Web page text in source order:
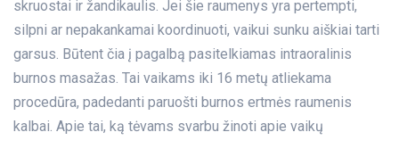
skruostai ir žandikaulis. Jei šie raumenys yra pertempti,
silpni ar nepakankamai koordinuoti, vaikui sunku aiškiai tarti
garsus. Būtent čia į pagalbą pasitelkiamas intraoralinis
burnos masažas. Tai vaikams iki 16 metų atliekama
procedūra, padedanti paruošti burnos ertmės raumenis
kalbai. Apie tai, ką tėvams svarbu žinoti apie vaikų